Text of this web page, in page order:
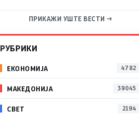
ПРИКАЖИ УШТЕ ВЕСТИ →
РУБРИКИ
ЕКОНОМИЈА 4782
МАКЕДОНИЈА 39045
СВЕТ 2194